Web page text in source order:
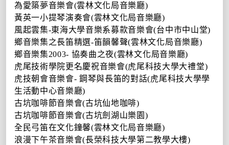
為愛築夢音樂會(雲林文化局音樂廳)
黃英一小提琴演奏會(雲林文化局音樂廳)
風起雲集-東海大學音樂系募款音樂會(台中市中山堂)
鄉音樂集之長笛精選-笛韻馨聲(雲林文化局音樂廳)
鄉音樂集2003- 協奏曲之夜(雲林文化局音樂廳)
虎尾技術學院更名慶祝音樂會(虎尾科技大學大禮堂)
虎技朝會音樂會-鋼琴與長笛的對話(虎尾科技大學學
生活動中心音樂廳)
古坑咖啡節音樂會(古坑仙地咖啡)
古坑咖啡節音樂會(古坑劍湖山樂園 )
全民弓笛在文化鐘馨(雲林文化局音樂廳)
浪漫下午茶音樂會(長榮科技大學第二教學大樓)